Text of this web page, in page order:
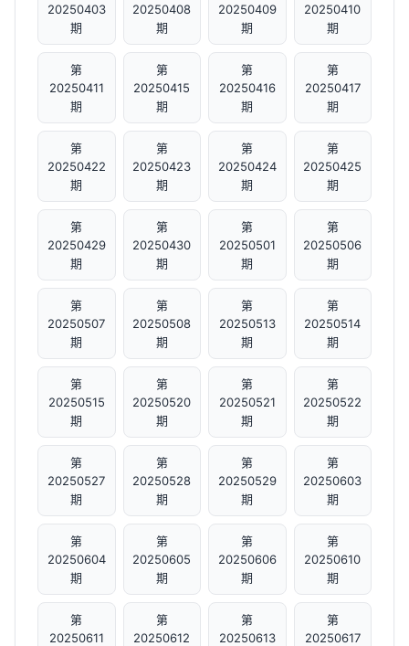
20250403
期
20250408
期
20250409
期
20250410
期
第
20250411
期
第
20250415
期
第
20250416
期
第
20250417
期
第
20250422
期
第
20250423
期
第
20250424
期
第
20250425
期
第
20250429
期
第
20250430
期
第
20250501
期
第
20250506
期
第
20250507
期
第
20250508
期
第
20250513
期
第
20250514
期
第
20250515
期
第
20250520
期
第
20250521
期
第
20250522
期
第
20250527
期
第
20250528
期
第
20250529
期
第
20250603
期
第
20250604
期
第
20250605
期
第
20250606
期
第
20250610
期
第
20250611
第
20250612
第
20250613
第
20250617